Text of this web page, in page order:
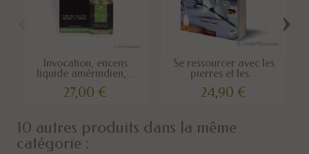
Invocation, encens
liquide amérindien,...
27,00 €
Se ressourcer avec les
pierres et les...
24,90 €
›
10 autres produits dans la même
catégorie :